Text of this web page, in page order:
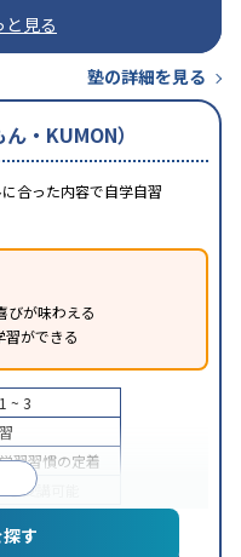
見る
塾の詳細を見る
・KUMON）
合った内容で自学自習
びが味わえる
習ができる
~ 3
学習習慣の定着
受講可能
す